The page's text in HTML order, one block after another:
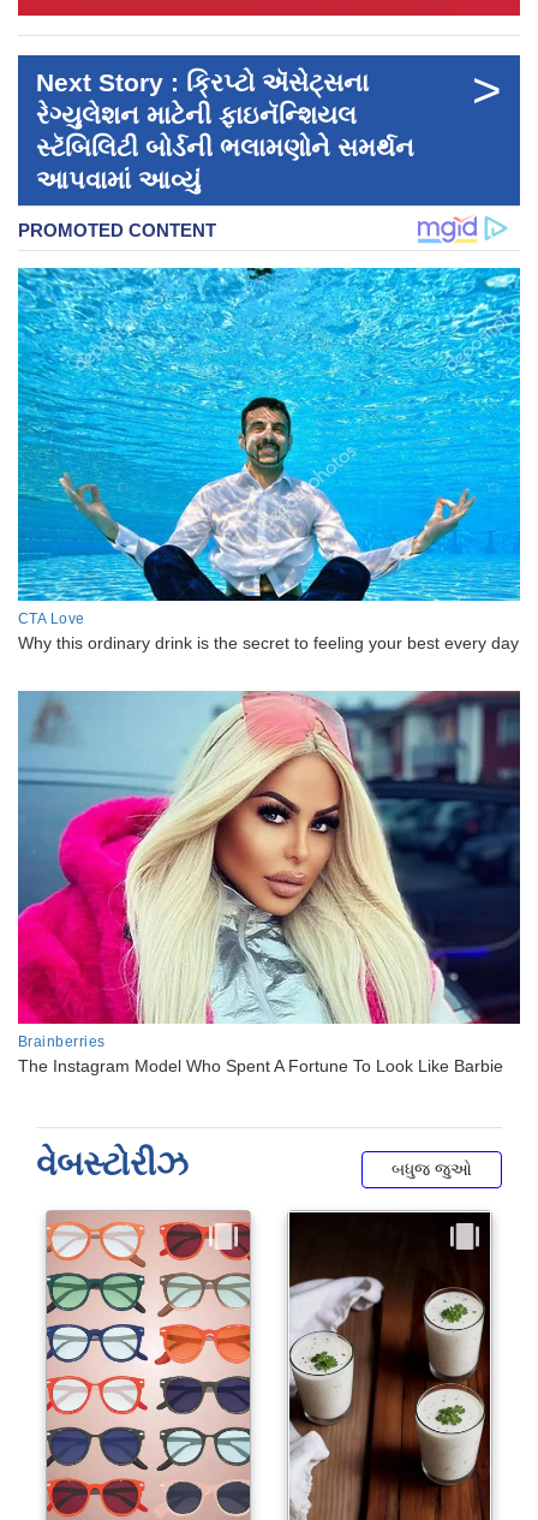
Next Story : ક્રિપ્ટો ઍસેટ્સના
રેગ્યુલેશન માટેની ફાઇનૅન્શિયલ
સ્ટૅબિલિટી બોર્ડની ભલામણોને સમર્થન
આપવામાં આવ્યું
>
વેબસ્ટોરીઝ બધુજ જુઓ